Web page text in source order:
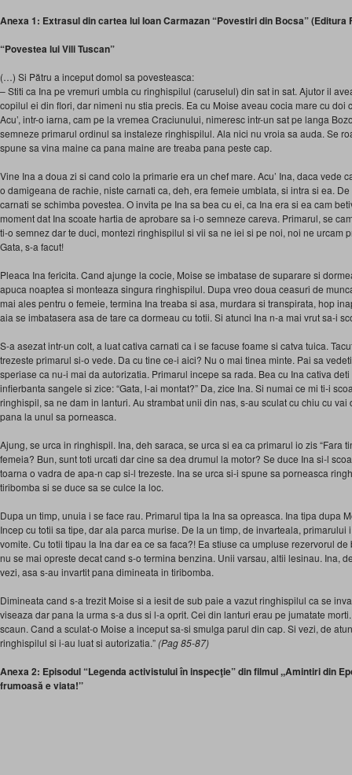
Anexa 1: Extrasul din cartea lui Ioan Carmazan “Povestiri din Bocsa” (Editura
“Povestea lui Vili Tuscan”
(…) Si Pătru a inceput domol sa povesteasca:
– Stiti ca Ina pe vremuri umbla cu ringhispilul (caruselul) din sat in sat. Ajutor il
copilul ei din flori, dar nimeni nu stia precis. Ea cu Moise aveau cocia mare cu doi
Acu’, intr-o iarna, cam pe la vremea Craciunului, nimeresc intr-un sat pe langa
semneze primarul ordinul sa instaleze ringhispilul. Ala nici nu vroia sa auda. Se
spune sa vina maine ca pana maine are treaba pana peste cap.
Vine Ina a doua zi si cand colo la primarie era un chef mare. Acu’ Ina, daca vede
o damigeana de rachie, niste carnati ca, deh, era femeie umblata, si intra si ea.
carnati se schimba povestea. O invita pe Ina sa bea cu ei, ca Ina era si ea cam
moment dat Ina scoate hartia de aprobare sa i-o semneze careva. Primarul, se
ti-o semnez dar te duci, montezi ringhispilul si vii sa ne iei si pe noi, noi ne urcam
Gata, s-a facut!
Pleaca Ina fericita. Cand ajunge la cocie, Moise se imbatase de suparare si
apuca noaptea si monteaza singura ringhispilul. Dupa vreo doua ceasuri de
mai ales pentru o femeie, termina Ina treaba si asa, murdara si transpirata, hop
aia se imbatasera asa de tare ca dormeau cu totii. Si atunci Ina n-a mai vrut sa-i
S-a asezat intr-un colt, a luat cativa carnati ca i se facuse foame si catva tuica.
trezeste primarul si-o vede. Da cu tine ce-i aici? Nu o mai tinea minte. Pai sa
speriase ca nu-i mai da autorizatia. Primarul incepe sa rada. Bea cu Ina cativa deti
infierbanta sangele si zice: “Gata, l-ai montat?” Da, zice Ina. Si numai ce mi ti-i
ringhispil, sa ne dam in lanturi. Au strambat unii din nas, s-au sculat cu chiu cu
pana la unul sa porneasca.
Ajung, se urca in ringhispil. Ina, deh saraca, se urca si ea ca primarul io zis “Fara
femeia? Bun, sunt toti urcati dar cine sa dea drumul la motor? Se duce Ina si-l
toarna o vadra de apa-n cap si-l trezeste. Ina se urca si-i spune sa porneasca
tiribomba si se duce sa se culce la loc.
Dupa un timp, unuia i se face rau. Primarul tipa la Ina sa opreasca. Ina tipa dupa
Incep cu totii sa tipe, dar ala parca murise. De la un timp, de invarteala, primarului
vomite. Cu totii tipau la Ina dar ea ce sa faca?! Ea stiuse ca umpluse rezervorul
nu se mai opreste decat cand s-o termina benzina. Unii varsau, altii lesinau. Ina,
vezi, asa s-au invartit pana dimineata in tiribomba.
Dimineata cand s-a trezit Moise si a iesit de sub paie a vazut ringhispilul ca se
viseaza dar pana la urma s-a dus si l-a oprit. Cei din lanturi erau pe jumatate
scaun. Cand a sculat-o Moise a inceput sa-si smulga parul din cap. Si vezi, de
ringhispilul si i-au luat si autorizatia.”(Pag 85-87)
Anexa 2: Episodul “Legenda activistului în inspecţie” din filmul ,,Amintiri din
frumoasă e viata!’’